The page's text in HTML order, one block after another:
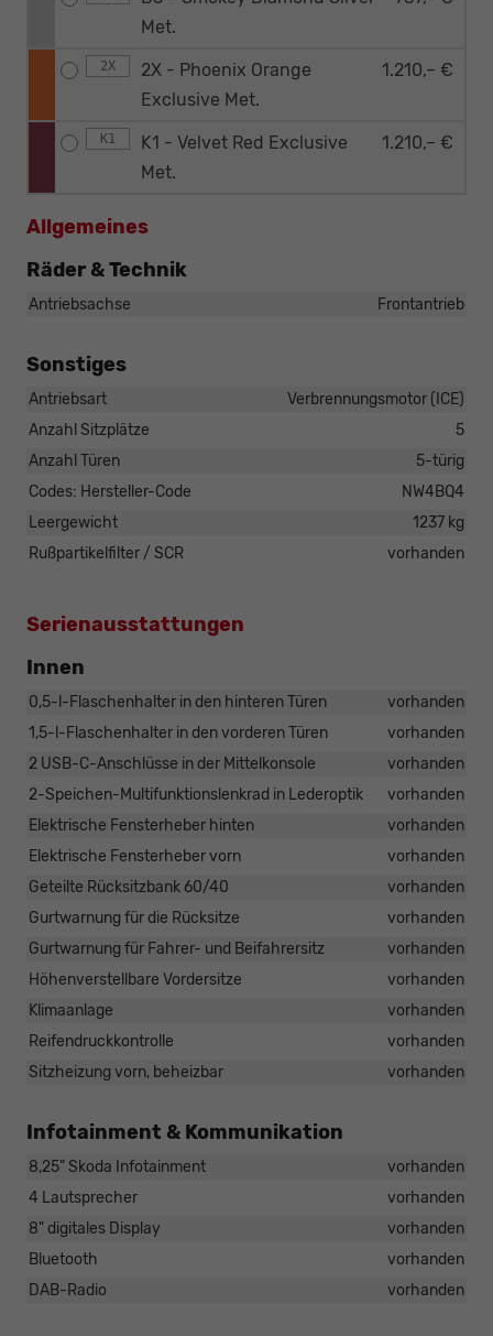
Met.
2X
2X - Phoenix Orange
Exclusive Met.
1.210,– €
K1
K1 - Velvet Red Exclusive
Met.
1.210,– €
Allgemeines
Räder & Technik
Antriebsachse Frontantrieb
Sonstiges
Antriebsart
Verbrennungsmotor (ICE)
Anzahl Sitzplätze
5
Anzahl Türen
5-türig
Codes: Hersteller-Code
NW4BQ4
Leergewicht
1237 kg
Rußpartikelfilter / SCR
vorhanden
Serienausstattungen
Innen
0,5-l-Flaschenhalter in den hinteren Türen
vorhanden
1,5-l-Flaschenhalter in den vorderen Türen
vorhanden
2 USB-C-Anschlüsse in der Mittelkonsole
vorhanden
2-Speichen-Multifunktionslenkrad in Lederoptik
vorhanden
Elektrische Fensterheber hinten
vorhanden
Elektrische Fensterheber vorn
vorhanden
Geteilte Rücksitzbank 60/40
vorhanden
Gurtwarnung für die Rücksitze
vorhanden
Gurtwarnung für Fahrer- und Beifahrersitz
vorhanden
Höhenverstellbare Vordersitze
vorhanden
Klimaanlage
vorhanden
Reifendruckkontrolle
vorhanden
Sitzheizung vorn, beheizbar
vorhanden
Infotainment & Kommunikation
8,25" Skoda Infotainment
vorhanden
4 Lautsprecher
vorhanden
8" digitales Display
vorhanden
Bluetooth
vorhanden
DAB-Radio
vorhanden